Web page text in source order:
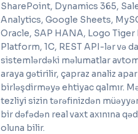
SharePoint, Dynamics 365,
Analytics, Google Sheets,
Oracle, SAP HANA, Logo Tiger
Platform, 1C, REST API-lər və
sistemlərdəki məlumatlar
araya gətirilir, çapraz analiz
birləşdirməyə ehtiyac qalmır.
tezliyi sizin tərəfinizdən
bir dəfədən real vaxt axınına
oluna bilir.